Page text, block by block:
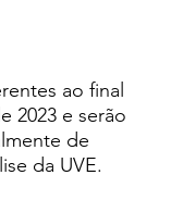
ao final
2023 e serão
de
da UVE.